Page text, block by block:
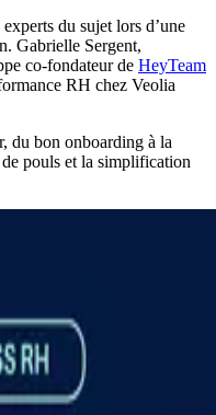
du sujet lors d’une
Gabrielle Sergent,
co-fondateur de HeyTeam
RH chez Veolia
du bon onboarding à la
de pouls et la simplification